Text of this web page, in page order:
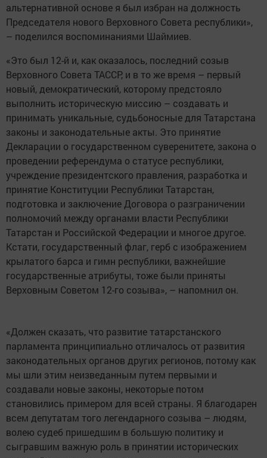
альтернативной основе я был избран на должность
Председателя нового Верховного Совета республики»,
– поделился воспоминаниями Шаймиев.
«Это был 12-й и, как оказалось, последний созыв
Верховного Совета ТАССР, и в то же время – первый
новый, демократический, которому предстояло
выполнить историческую миссию – создавать и
принимать уникальные, судьбоносные для Татарстана
законы и законодательные акты. Это принятие
Декларации о государственном суверенитете, закона о
проведении референдума о статусе республики,
учреждение президентского правления, разработка и
принятие Конституции Республики Татарстан,
подготовка и заключение Договора о разграничении
полномочий между органами власти Республики
Татарстан и Российской Федерации и многое другое.
Кстати, государственный флаг, герб с изображением
крылатого барса и гимн республики, важнейшие
государственные атрибуты, тоже были приняты
Верховным Советом 12-го созыва», – напомнил он.
«Должен сказать, что развитие татарстанского
парламента принципиально отличалось от развития
законодательных органов других регионов, потому как
мы шли этим неизведанным путем первыми и
создавали новые законы, некоторые потом
становились примером для всей страны. Я благодарен
всем депутатам того легендарного созыва – людям,
волею судеб пришедшим в большую политику и
сыгравшим важную роль в принятии исторических